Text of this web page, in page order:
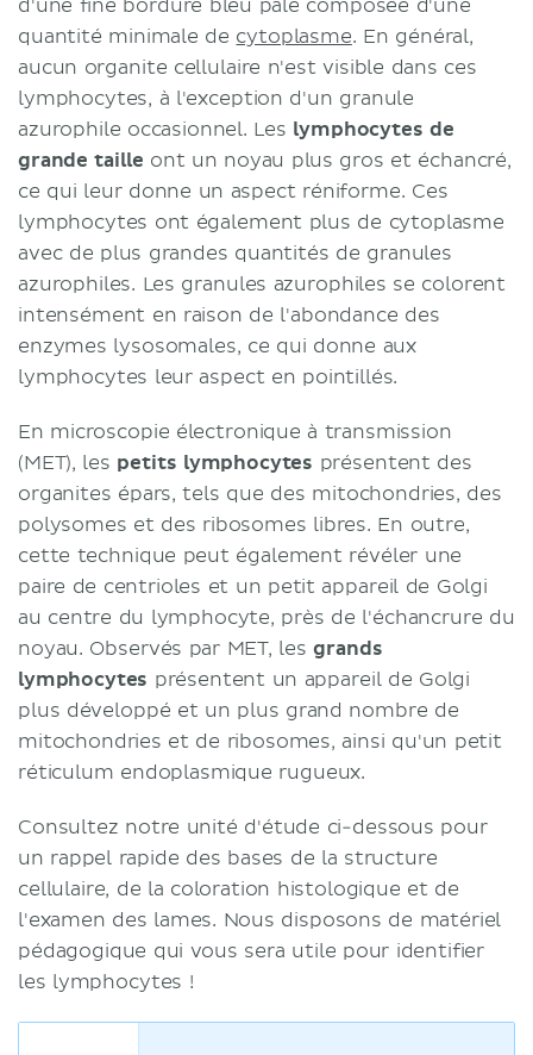
d'une fine bordure bleu pâle composée d'une
quantité minimale de cytoplasme. En général,
aucun organite cellulaire n'est visible dans ces
lymphocytes, à l'exception d'un granule
azurophile occasionnel. Les lymphocytes de
grande taille ont un noyau plus gros et échancré,
ce qui leur donne un aspect réniforme. Ces
lymphocytes ont également plus de cytoplasme
avec de plus grandes quantités de granules
azurophiles. Les granules azurophiles se colorent
intensément en raison de l'abondance des
enzymes lysosomales, ce qui donne aux
lymphocytes leur aspect en pointillés.
En microscopie électronique à transmission
(MET), les petits lymphocytes présentent des
organites épars, tels que des mitochondries, des
polysomes et des ribosomes libres. En outre,
cette technique peut également révéler une
paire de centrioles et un petit appareil de Golgi
au centre du lymphocyte, près de l'échancrure du
noyau. Observés par MET, lesgrands
lymphocytes présentent un appareil de Golgi
plus développé et un plus grand nombre de
mitochondries et de ribosomes, ainsi qu'un petit
réticulum endoplasmique rugueux.
Consultez notre unité d'étude ci-dessous pour
un rappel rapide des bases de la structure
cellulaire, de la coloration histologique et de
l'examen des lames. Nous disposons de matériel
pédagogique qui vous sera utile pour identifier
les lymphocytes !